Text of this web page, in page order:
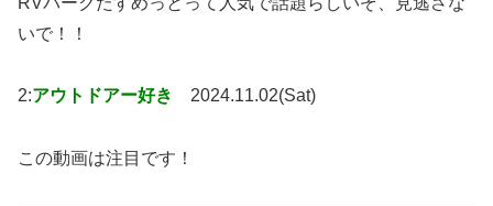
いで！！
2:アウトドアー好き 2024.11.02(Sat)
この動画は注目です！